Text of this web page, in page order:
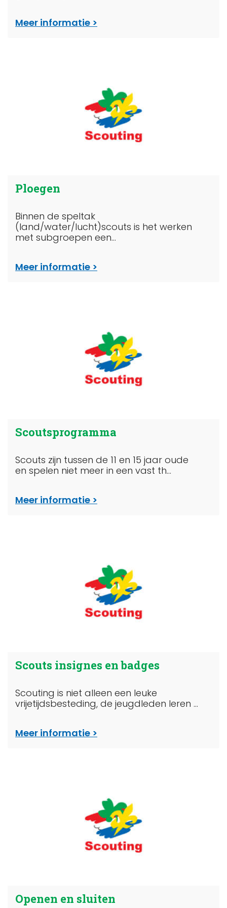
Meer informatie
Ploegen
Binnen de speltak
(land/water/lucht)scouts is het werken
met subgroepen een...
Meer informatie
Scoutsprogramma
Scouts zijn tussen de 11 en 15 jaar oude
en spelen niet meer in een vast th...
Meer informatie
Scouts insignes en badges
Scouting is niet alleen een leuke
vrijetijdsbesteding, de jeugdleden leren ...
Meer informatie
Openen en sluiten